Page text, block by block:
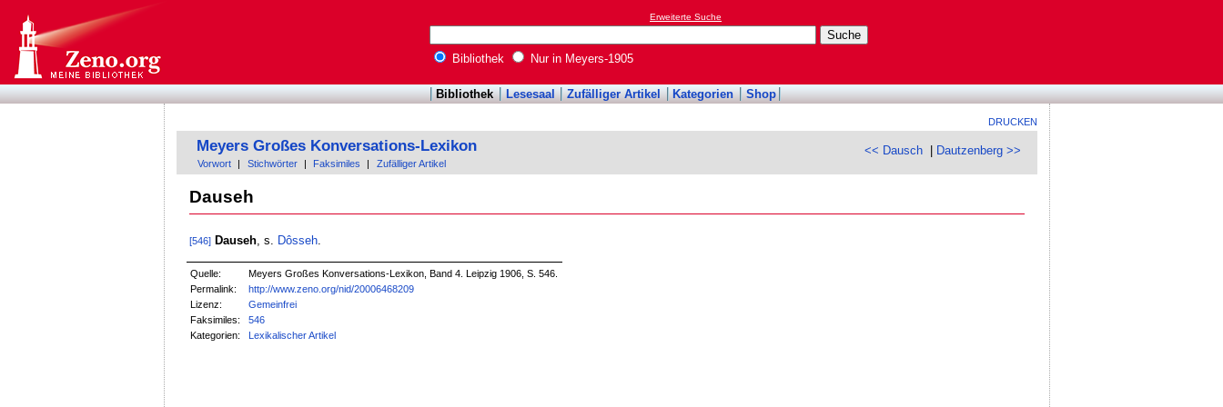
Erweiterte Suche
Bibliothek Nur in Meyers-1905
Bibliothek Lesesaal Zufälliger Artikel Kategorien Shop
DRUCKEN
<< Dausch Dautzenberg >>
Meyers Großes Konversations-Lexikon
Vorwort Stichwörter Faksimiles Zufälliger Artikel
Dauseh
[546] Dauseh, s. Dôsseh.
Quelle:
Meyers Großes Konversations-Lexikon, Band 4. Leipzig 1906, S. 546.
Permalink:
http://www.zeno.org/nid/20006468209
Lizenz:
Gemeinfrei
Faksimiles:
546
Kategorien:
Lexikalischer Artikel